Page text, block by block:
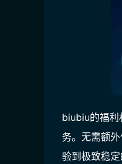
biubiu的福利
务。无需额
验到极致稳